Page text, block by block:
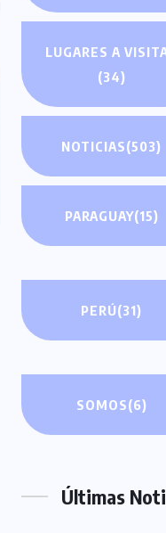
LUGARES A
(34)
NOTICIAS(503)
PARAGUAY(15)
PERÚ(31)
SOMOS(6)
Últimas